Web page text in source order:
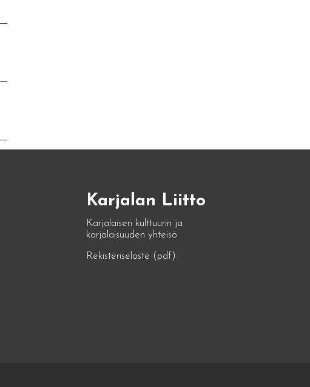
Karjalan Liitto
Karjalaisen kulttuurin ja
karjalaisuuden yhteisö
Rekisteriseloste (pdf)